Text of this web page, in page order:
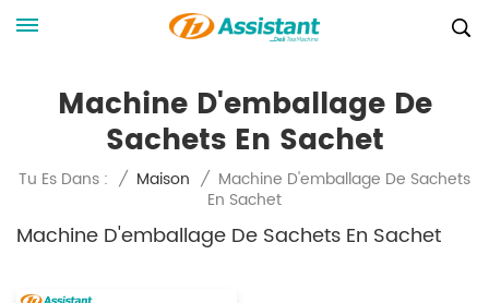
Machine D'emballage De
Sachets En Sachet
Tu Es Dans : / Maison / Machine D'emballage De Sachets
En Sachet
Machine D'emballage De Sachets En Sachet